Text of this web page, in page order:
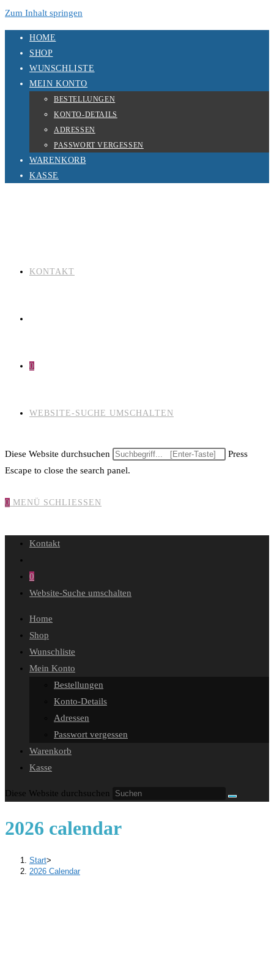
Zum Inhalt springen
HOME
SHOP
WUNSCHLISTE
MEIN KONTO
BESTELLUNGEN
KONTO-DETAILS
ADRESSEN
PASSWORT VERGESSEN
WARENKORB
KASSE
KONTAKT
0
WEBSITE-SUCHE UMSCHALTEN
Diese Website durchsuchen
Press
Escape to close the search panel.
0 MENÜ SCHLIESSEN
Kontakt
0
Website-Suche umschalten
Home
Shop
Wunschliste
Mein Konto
Bestellungen
Konto-Details
Adressen
Passwort vergessen
Warenkorb
Kasse
Diese Website durchsuchen
2026 calendar
Start>
2026 Calendar